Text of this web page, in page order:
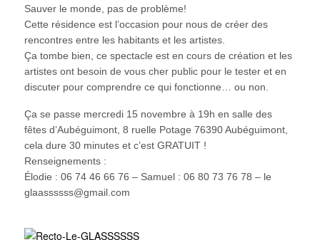
Sauver le monde, pas de problème!
Cette résidence est l’occasion pour nous de créer des
rencontres entre les habitants et les artistes.
Ça tombe bien, ce spectacle est en cours de création et les
artistes ont besoin de vous cher public pour le tester et en
discuter pour comprendre ce qui fonctionne… ou non.
Ça se passe mercredi 15 novembre à 19h en salle des
fêtes d’Aubéguimont, 8 ruelle Potage 76390 Aubéguimont,
cela dure 30 minutes et c’est GRATUIT !
Renseignements :
Élodie : 06 74 46 66 76 – Samuel : 06 80 73 76 78 – le
glaassssss@gmail.com